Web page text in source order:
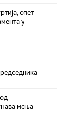
опет
у
мења